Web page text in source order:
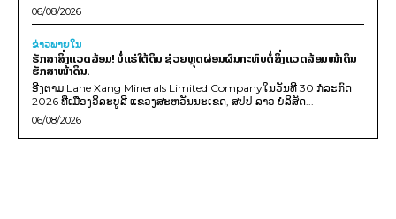
06/08/2026
ຂ່າວພາຍ​ໃນ
ຮັກສາສິ່ງແວດລ້ອມ! ບໍ່ແຮ່ໃຕ້ດິນ ຊ່ວຍຫຼຸດຜ່ອນຜົນກະທົບຕໍ່ສິ່ງແວດລ້ອມໜ້າດິນ
ຮັກສາໜ້າດິນ.
ອີງຕາມ Lane Xang Minerals Limited Companyໃນວັນທີ 30 ກໍລະກົດ
2026 ທີ່ເມືອງວິລະບູລີ ແຂວງສະຫວັນນະເຂດ, ສປປ ລາວ ບໍລິສັດ...
06/08/2026